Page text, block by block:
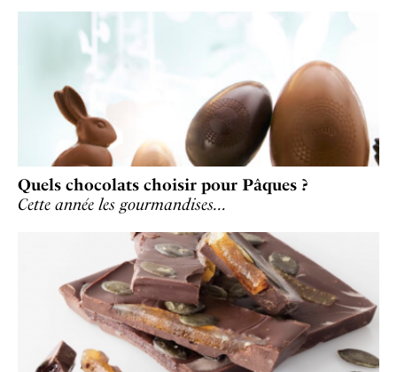
Quels chocolats choisir pour Pâques ?
Cette année les gourmandises…